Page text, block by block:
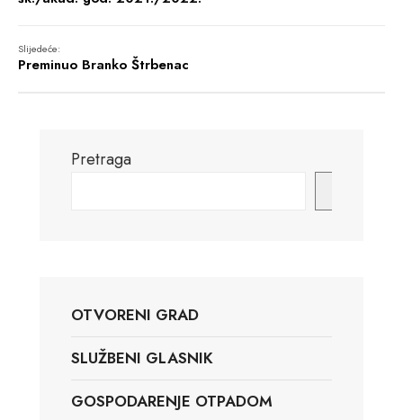
Slijedeće:
Preminuo Branko Štrbenac
Pretraga
OTVORENI GRAD
SLUŽBENI GLASNIK
GOSPODARENJE OTPADOM